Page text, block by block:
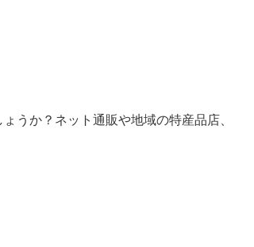
うか？ネット通販や地域の特産品店、